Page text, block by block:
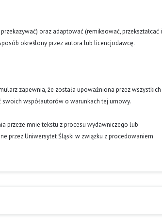
oraz adaptować (remiksować, przekształcać i
określony przez autora lub licencjodawcę.
zapewnia, że została upoważniona przez wszystkich
współautorów o warunkach tej umowy.
przeze mnie tekstu z procesu wydawniczego lub
przez Uniwersytet Śląski w związku z procedowaniem